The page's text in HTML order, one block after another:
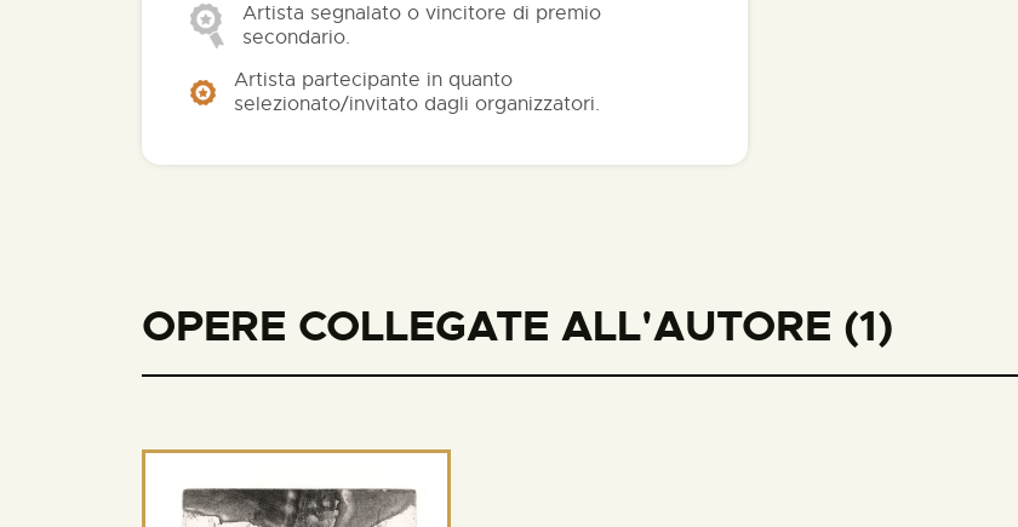
Artista segnalato o vincitore di premio
secondario.
Artista partecipante in quanto
selezionato/invitato dagli organizzatori.
OPERE COLLEGATE ALL'AUTORE (1)